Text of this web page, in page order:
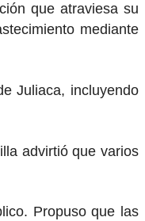
que atraviesa su
mediante
Juliaca, incluyendo
advirtió que varios
Propuso que las